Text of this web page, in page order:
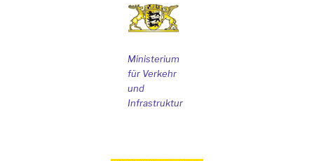
Ministerium
für Verkehr
und
Infrastruktur